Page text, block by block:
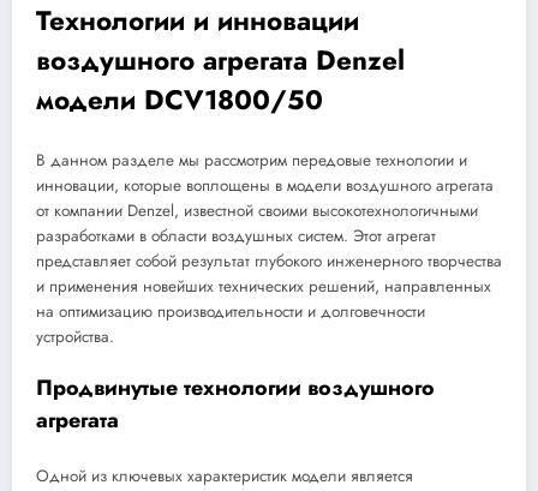
Технологии и инновации
воздушного агрегата Denzel
модели DCV1800/50
В данном разделе мы рассмотрим передовые технологии и
инновации, которые воплощены в модели воздушного агрегата
от компании Denzel, известной своими высокотехнологичными
разработками в области воздушных систем. Этот агрегат
представляет собой результат глубокого инженерного творчества
и применения новейших технических решений, направленных
на оптимизацию производительности и долговечности
устройства.
Продвинутые технологии воздушного
агрегата
Одной из ключевых характеристик модели является